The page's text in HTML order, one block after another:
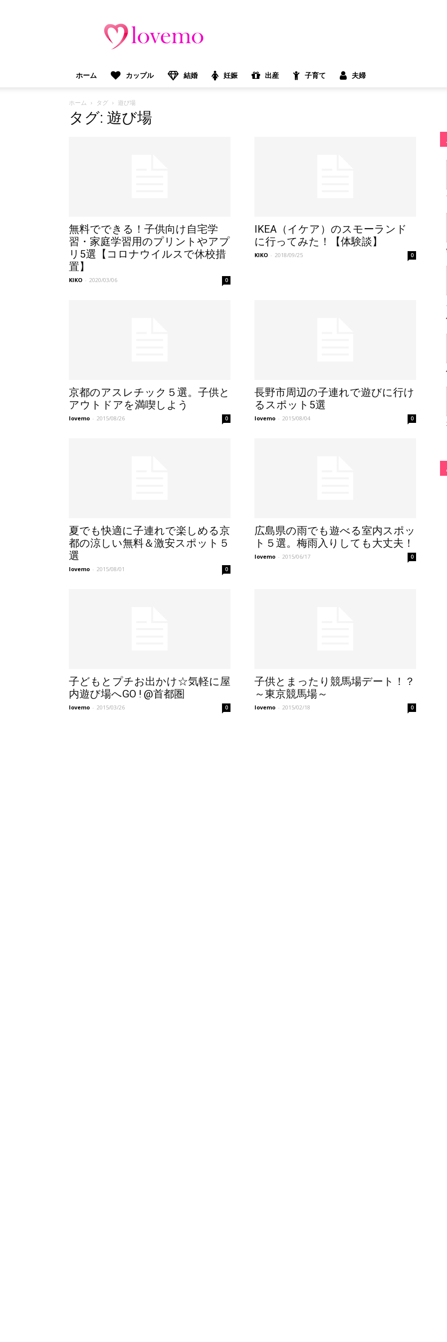
モ）：
プ
マ
マ
向
ホーム カップル 結婚 妊娠 出産 子育て 夫婦
ホーム タグ 遊び場
タグ: 遊び場
無料でできる！子供向け自宅学
習・家庭学習用のプリントやアプ
リ5選【コロナウイルスで休校措
置】
KIKO - 2020/03/06 0
IKEA（イケア）のスモーランド
に行ってみた！【体験談】
KIKO - 2018/09/25 0
京都のアスレチック５選。子供と
アウトドアを満喫しよう
lovemo - 2015/08/26 0
長野市周辺の子連れで遊びに行け
るスポット5選
lovemo - 2015/08/04 0
夏でも快適に子連れで楽しめる京
都の涼しい無料＆激安スポット５
選
lovemo - 2015/08/01 0
広島県の雨でも遊べる室内スポッ
ト５選。梅雨入りしても大丈夫！
lovemo - 2015/06/17 0
子どもとプチお出かけ☆気軽に屋
内遊び場へGO ! @首都圏
lovemo - 2015/03/26 0
子供とまったり競馬場デート！？
～東京競馬場～
lovemo - 2015/02/18 0